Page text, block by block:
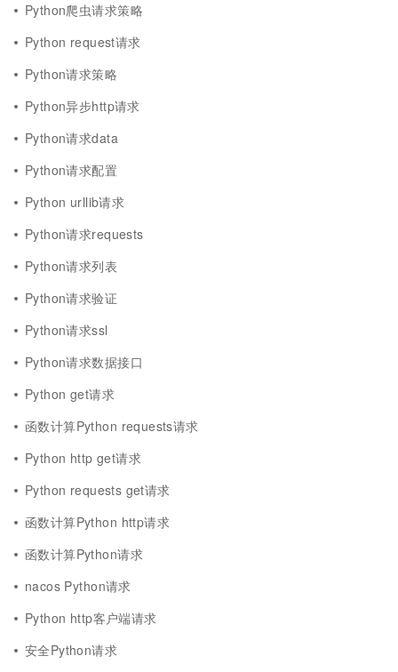
Python爬虫请求策略
Python request请求
Python请求策略
Python异步http请求
Python请求data
Python请求配置
Python urllib请求
Python请求requests
Python请求列表
Python请求验证
Python请求ssl
Python请求数据接口
Python get请求
函数计算Python requests请求
Python http get请求
Python requests get请求
函数计算Python http请求
函数计算Python请求
nacos Python请求
Python http客户端请求
安全Python请求